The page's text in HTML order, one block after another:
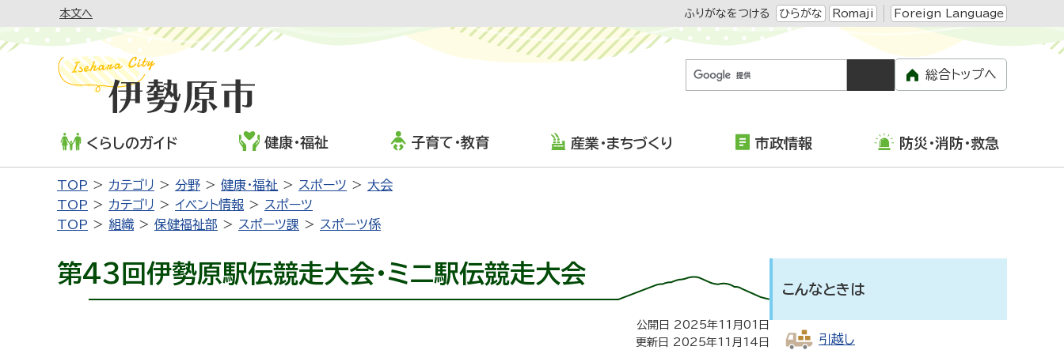
本文へ ふりがなをつける ひらがな Romaji Foreign Language
総合トップへ
くらしのガイド 健康・福祉 子育て・教育 産業・まちづくり 市政情報 防災・消防・救急
TOP カテゴリ 分野 健康・福祉 スポーツ
大会
TOP
カテゴリ イベント情報
スポーツ
TOP
組織 保健福祉部 スポーツ課 スポーツ係
第43回伊勢原駅伝競走大会・ミニ駅伝競走大会
公開日 2025年11月01日
更新日 2025年11月14日
こんなときは
引越し